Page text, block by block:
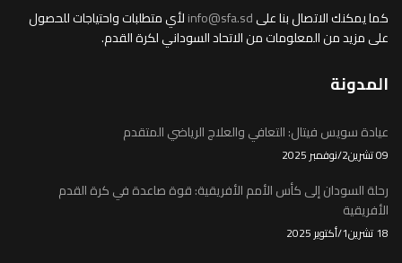
كما يمكنك الاتصال بنا علىinfo@sfa.sdلأي متطلبات واحتياجات للحصول
على مزيد من المعلومات من الاتحاد السوداني لكرة القدم.
المدونة
عيادة سويس فيتال: التعافي والعلاج الرياضي المتقدم
09 تشرين2/نوفمبر 2025
رحلة السودان إلى كأس الأمم الأفريقية: قوة صاعدة في كرة القدم
الأفريقية
18 تشرين1/أكتوير 2025